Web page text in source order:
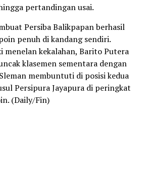
pertandingan usai.
Persiba Balikpapan berhasil
penuh di kandang sendiri.
menelan kekalahan, Barito Putera
klasemen sementara dengan
membuntuti di posisi kedua
Persipura Jayapura di peringkat
(Daily/Fin)